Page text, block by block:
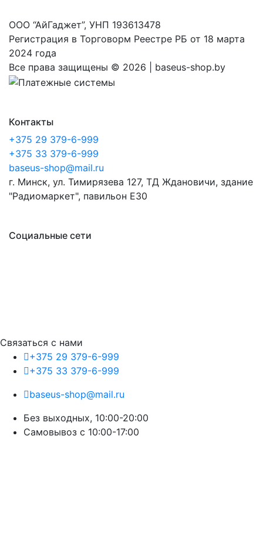
ООО “АйГаджет”, УНП 193613478
Регистрация в Торговорм Реестре РБ от 18 марта
2024 года
Все права защищены © 2026 | baseus-shop.by
Контакты
+375 29 379-6-999
+375 33 379-6-999
baseus-shop@mail.ru
г. Минск, ул. Тимирязева 127, ТД Ждановичи, здание
"Радиомаркет", павильон E30
Социальные сети
Связаться с нами
+375 29 379-6-999
+375 33 379-6-999
baseus-shop@mail.ru
Без выходных, 10:00-20:00
Cамовывоз с 10:00-17:00